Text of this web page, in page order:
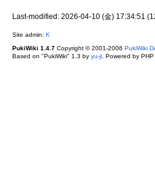
Last-modified: 2026-04-10 (金) 17:34:51
Site admin: K
PukiWiki 1.4.7Copyright © 2001-2006 PukiWiki
Based on "PukiWiki" 1.3 by yu-ji. Powered by